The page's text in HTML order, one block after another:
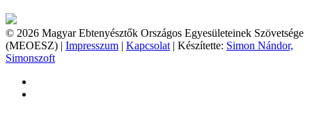
© 2026 Magyar Ebtenyésztők Országos Egyesületeinek Szövetsége
(MEOESZ) | Impresszum | Kapcsolat | Készítette: Simon Nándor,
Simonszoft